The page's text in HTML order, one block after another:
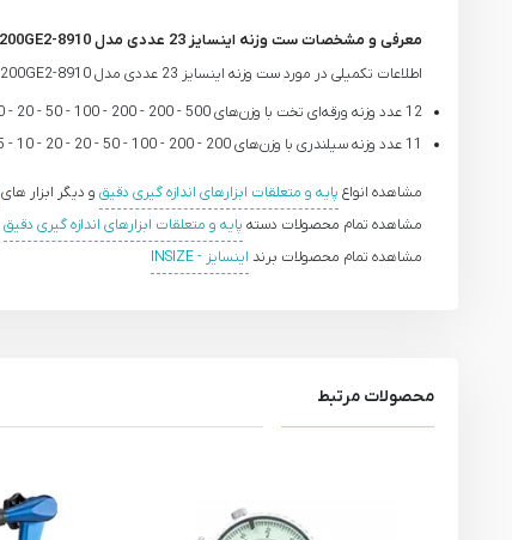
معرفی و مشخصات ست وزنه اینسایز 23 عددی مدل 8910-200GE2
اطلاعات تکمیلی در مورد ست وزنه اینسایز 23 عددی مدل 8910-200GE2 به شرح زیر است:
12 عدد وزنه ورقه‌ای تخت با وزن‌های 500 - 200 - 200 - 100 - 50 - 20 - 20 - 10 - 5 - 2 - 2 - 1 میلی‌گرم
11 عدد وزنه سیلندری با وزن‌های 200 - 200 - 100 - 50 - 20 - 20 - 10 - 5 - 2 - 2 - 1 گرم
مشاهده انواع پایه و متعلقات ابزارهای اندازه گیری دقیق و دیگر ابزار های
مشاهده تمام محصولات دسته پایه و متعلقات ابزارهای اندازه گیری دقیق
مشاهده تمام محصولات برند اینسایز - INSIZE
محصولات مرتبط